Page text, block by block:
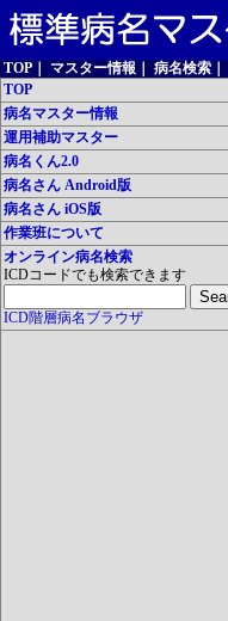
TOP マスター情報 病名検索
TOP
病名マスター情報
運用補助マスター
病名くん2.0
病名さん Android版
病名さん iOS版
作業班について
オンライン病名検索
ICDコードでも検索できます
ICD階層病名ブラウザ